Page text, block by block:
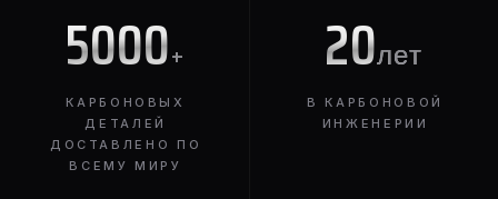
5000+
КАРБОНОВЫХ
ДЕТАЛЕЙ
ДОСТАВЛЕНО ПО
ВСЕМУ МИРУ
20лет
В КАРБОНОВОЙ
ИНЖЕНЕРИИ